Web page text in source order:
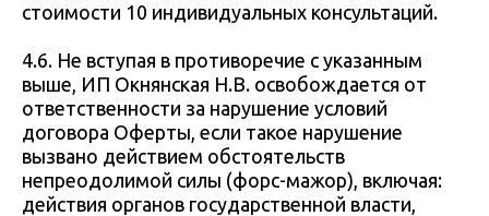
стоимости 10 индивидуальных консультаций.
4.6. Не вступая в противоречие с указанным
выше, ИП Окнянская Н.В. освобождается от
ответственности за нарушение условий
договора Оферты, если такое нарушение
вызвано действием обстоятельств
непреодолимой силы (форс-мажор), включая:
действия органов государственной власти,